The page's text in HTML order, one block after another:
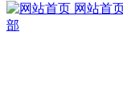
网站首
部